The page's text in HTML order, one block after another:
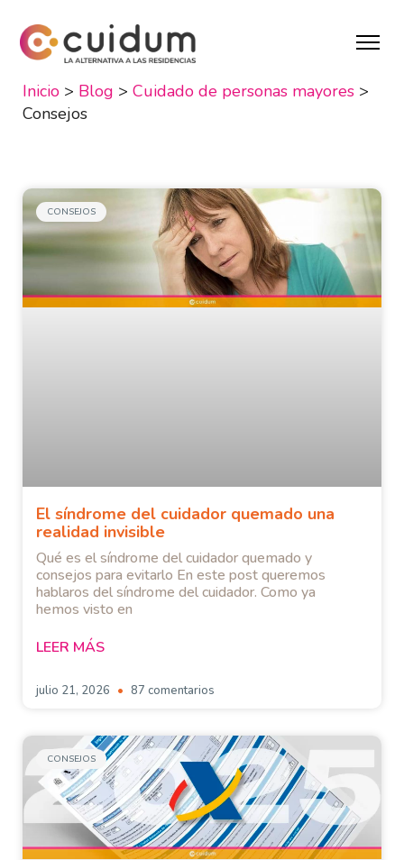
Inicio > Blog > Cuidado de personas mayores >
Consejos
CONSEJOS
El síndrome del cuidador quemado una
realidad invisible
Qué es el síndrome del cuidador quemado y
consejos para evitarlo En este post queremos
hablaros del síndrome del cuidador. Como ya
hemos visto en
LEER MÁS
julio 21, 2026 87 comentarios
CONSEJOS